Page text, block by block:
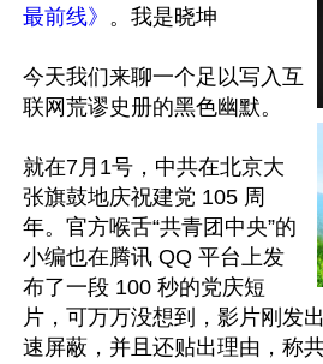
最前线》 。我是晓坤
今天我们来聊一个足以写入互
联网荒谬史册的黑色幽默。
就在7月1号，中共在北京大
张旗鼓地庆祝建党 105 周
年。官方喉舌“共青团中央”的
小编也在腾讯 QQ 平台上发
布了一段 100 秒的党庆短
片，可万万没想到，影片刚发
速屏蔽，并且还贴出理由，称